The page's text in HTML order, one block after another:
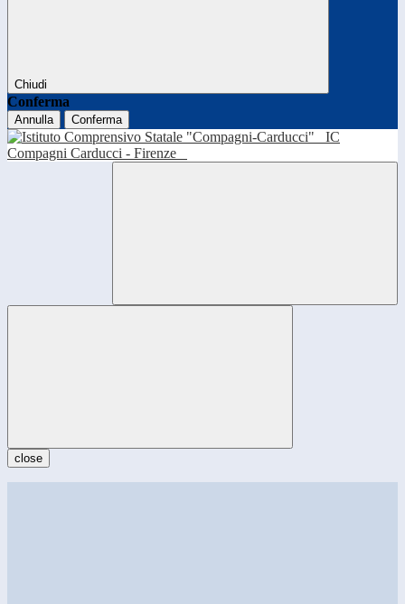
Chiudi
Conferma
Annulla Conferma
IC
Compagni Carducci - Firenze
close